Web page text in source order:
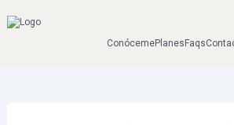
ConócemePlanes Faqs